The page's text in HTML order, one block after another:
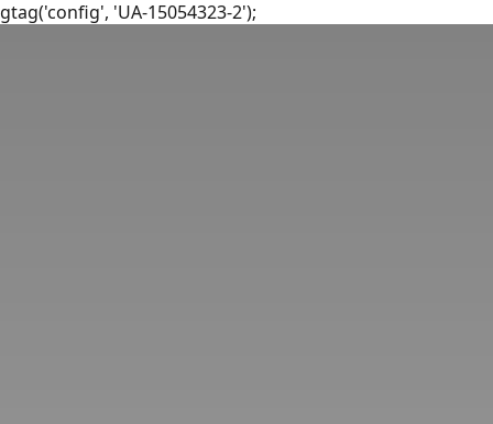
gtag('config', 'UA-15054323-2');